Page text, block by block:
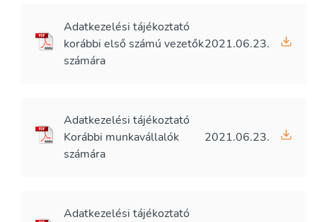
Adatkezelési tájékoztató
korábbi első számú vezetők
számára
2021.06.23.
Adatkezelési tájékoztató
Korábbi munkavállalók
számára
2021.06.23.
Adatkezelési tájékoztató